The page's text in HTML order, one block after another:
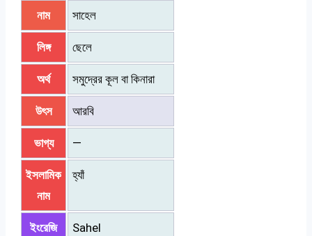
নাম সাহেল
লিঙ্গ ছেলে
অর্থ সমুদ্রের কূল বা কিনারা
উৎস আরবি
ভাগ্য —
ইসলামিক
নাম
হ্যাঁ
ইংরেজি
Sahel